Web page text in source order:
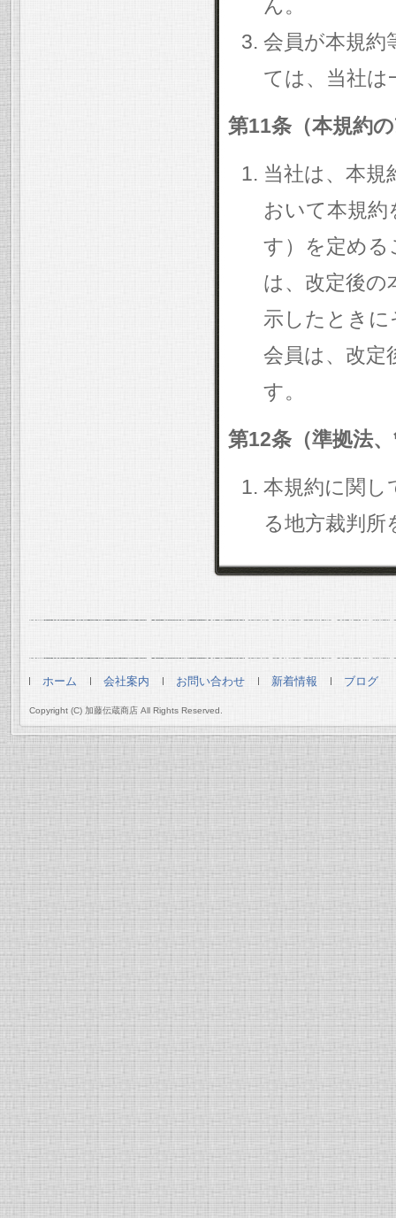
ん。
会員が本規約
ては、当社は
第11条（本規約
当社は、本
おいて本規約
す）を定める
は、改定後の
示したとき
会員は、改定
す。
第12条（準拠法
本規約に関し
る地方裁判所
ホーム 会社案内 お問い合わせ 新着情報 ブログ
Copyright (C) 加藤伝蔵商店 All Rights Reserved.